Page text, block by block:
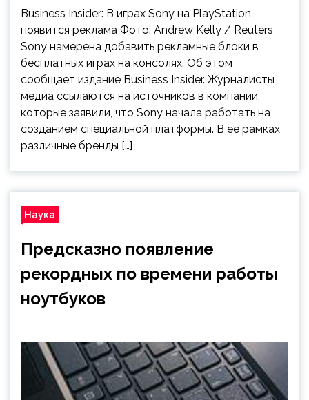
Business Insider: В играх Sony на PlayStation
появится реклама Фото: Andrew Kelly / Reuters
Sony намерена добавить рекламные блоки в
бесплатных играх на консолях. Об этом
сообщает издание Business Insider. Журналисты
медиа ссылаются на источников в компании,
которые заявили, что Sony начала работать на
созданием специальной платформы. В ее рамках
различные бренды […]
Наука
Предсказно появление
рекордных по времени работы
ноутбуков